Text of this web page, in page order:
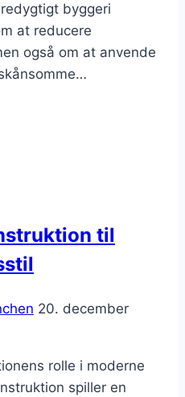
byggeri
at reducere
også om at anvende
til
20. december
rolle i moderne
spiller en